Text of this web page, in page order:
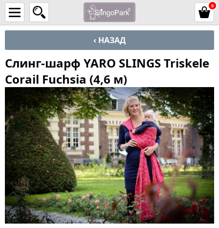
0
‹ НАЗАД
Слинг-шарф YARO SLINGS Triskele
Corail Fuchsia (4,6 м)